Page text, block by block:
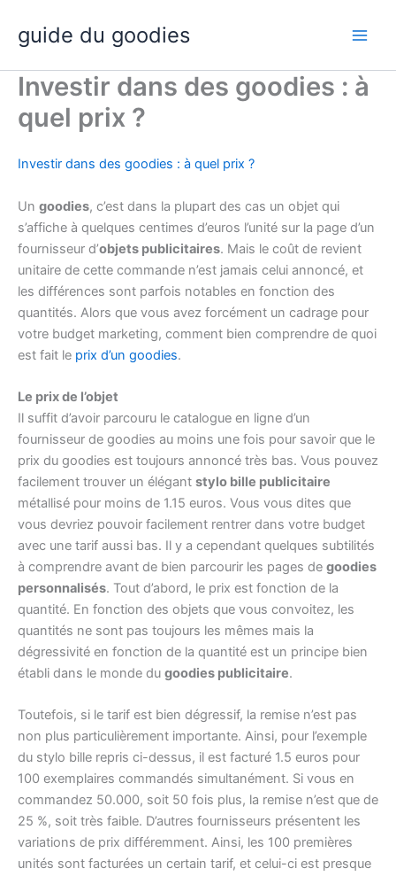
contenu
guide du goodies
Investir dans des goodies : à
quel prix ?
Investir dans des goodies : à quel prix ?
Un goodies, c’est dans la plupart des cas un objet qui
s’affiche à quelques centimes d’euros l’unité sur la page d’un
fournisseur d’objets publicitaires. Mais le coût de revient
unitaire de cette commande n’est jamais celui annoncé, et
les différences sont parfois notables en fonction des
quantités. Alors que vous avez forcément un cadrage pour
votre budget marketing, comment bien comprendre de quoi
est fait le prix d’un goodies.
Le prix de l’objet
Il suffit d’avoir parcouru le catalogue en ligne d’un
fournisseur de goodies au moins une fois pour savoir que le
prix du goodies est toujours annoncé très bas. Vous pouvez
facilement trouver un élégant stylo bille publicitaire
métallisé pour moins de 1.15 euros. Vous vous dites que
vous devriez pouvoir facilement rentrer dans votre budget
avec une tarif aussi bas. Il y a cependant quelques subtilités
à comprendre avant de bien parcourir les pages de goodies
personnalisés. Tout d’abord, le prix est fonction de la
quantité. En fonction des objets que vous convoitez, les
quantités ne sont pas toujours les mêmes mais la
dégressivité en fonction de la quantité est un principe bien
établi dans le monde du goodies publicitaire.
Toutefois, si le tarif est bien dégressif, la remise n’est pas
non plus particulièrement importante. Ainsi, pour l’exemple
du stylo bille repris ci-dessus, il est facturé 1.5 euros pour
100 exemplaires commandés simultanément. Si vous en
commandez 50.000, soit 50 fois plus, la remise n’est que de
25 %, soit très faible. D’autres fournisseurs présentent les
variations de prix différemment. Ainsi, les 100 premières
unités sont facturées un certain tarif, et celui-ci est presque